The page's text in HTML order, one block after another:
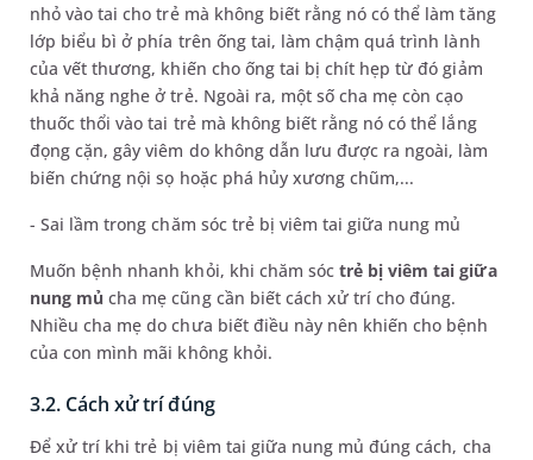
nhỏ vào tai cho trẻ mà không biết rằng nó có thể làm tăng
lớp biểu bì ở phía trên ống tai, làm chậm quá trình lành
của vết thương, khiến cho ống tai bị chít hẹp từ đó giảm
khả năng nghe ở trẻ. Ngoài ra, một số cha mẹ còn cạo
thuốc thổi vào tai trẻ mà không biết rằng nó có thể lắng
đọng cặn, gây viêm do không dẫn lưu được ra ngoài, làm
biến chứng nội sọ hoặc phá hủy xương chũm,...
- Sai lầm trong chăm sóc trẻ bị viêm tai giữa nung mủ
Muốn bệnh nhanh khỏi, khi chăm sóctrẻ bị viêm tai giữa
nung mủ cha mẹ cũng cần biết cách xử trí cho đúng.
Nhiều cha mẹ do chưa biết điều này nên khiến cho bệnh
của con mình mãi không khỏi.
3.2. Cách xử trí đúng
Để xử trí khi trẻ bị viêm tai giữa nung mủ đúng cách, cha